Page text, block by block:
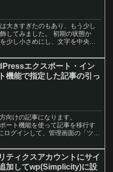
大きすぎたのもあり、もう少し
してみました。 初期の状態か
少し小さめにし、文字を中央寄
。
エクスポート・イン
機能で指定した記事の引っ
向けの記事になります。
ート機能を使って記事を移行す
グインして、管理画面の「ツー
「カテゴリー」から「作成者」
し「公開済み」の記事だけをエ
ァイルをダウンロード」しま
ティクスアカウントにサイ
加してwp(Simplicity)に設